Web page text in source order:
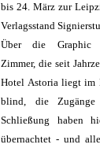
bis 24. März zur
Verlagsstand
Über die Graphic
Zimmer, die seit
Hotel Astoria liegt im
blind, die
Schließung haben
übernachtet - und